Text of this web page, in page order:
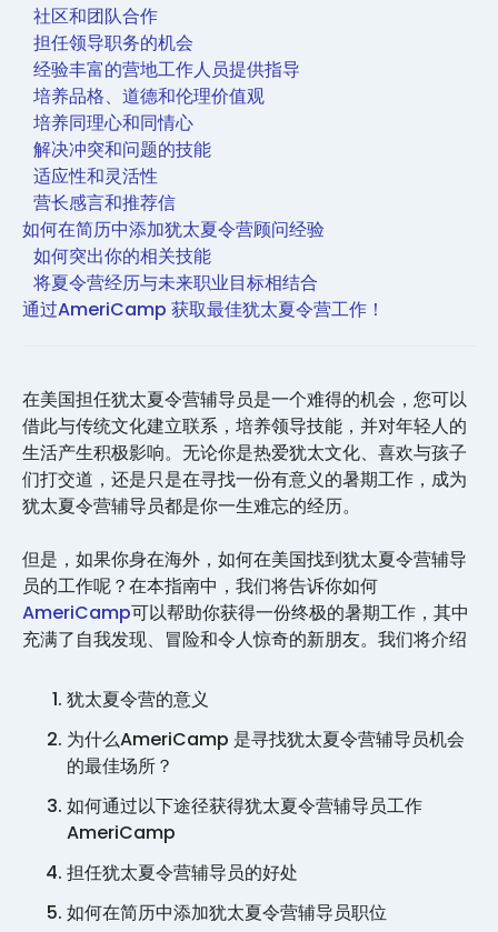
社区和团队合作
担任领导职务的机会
经验丰富的营地工作人员提供指导
培养品格、道德和伦理价值观
培养同理心和同情心
解决冲突和问题的技能
适应性和灵活性
营长感言和推荐信
如何在简历中添加犹太夏令营顾问经验
如何突出你的相关技能
将夏令营经历与未来职业目标相结合
通过AmeriCamp 获取最佳犹太夏令营工作！
在美国担任犹太夏令营辅导员是一个难得的机会，您可以
借此与传统文化建立联系，培养领导技能，并对年轻人的
生活产生积极影响。无论你是热爱犹太文化、喜欢与孩子
们打交道，还是只是在寻找一份有意义的暑期工作，成为
犹太夏令营辅导员都是你一生难忘的经历。
但是，如果你身在海外，如何在美国找到犹太夏令营辅导
员的工作呢？在本指南中，我们将告诉你如何
AmeriCamp可以帮助你获得一份终极的暑期工作，其中
充满了自我发现、冒险和令人惊奇的新朋友。我们将介绍
犹太夏令营的意义
为什么AmeriCamp 是寻找犹太夏令营辅导员机会
的最佳场所？
如何通过以下途径获得犹太夏令营辅导员工作
AmeriCamp
担任犹太夏令营辅导员的好处
如何在简历中添加犹太夏令营辅导员职位